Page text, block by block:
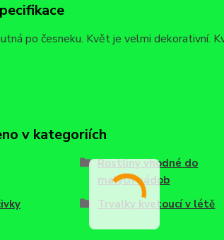
po česneku. Květ je velmi dekorativní.
v kategoriích
Rostliny vhodné do
malých nádob
Trvalky kvetoucí v létě